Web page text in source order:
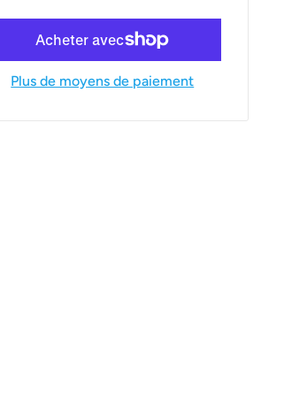
Plus de moyens de paiement